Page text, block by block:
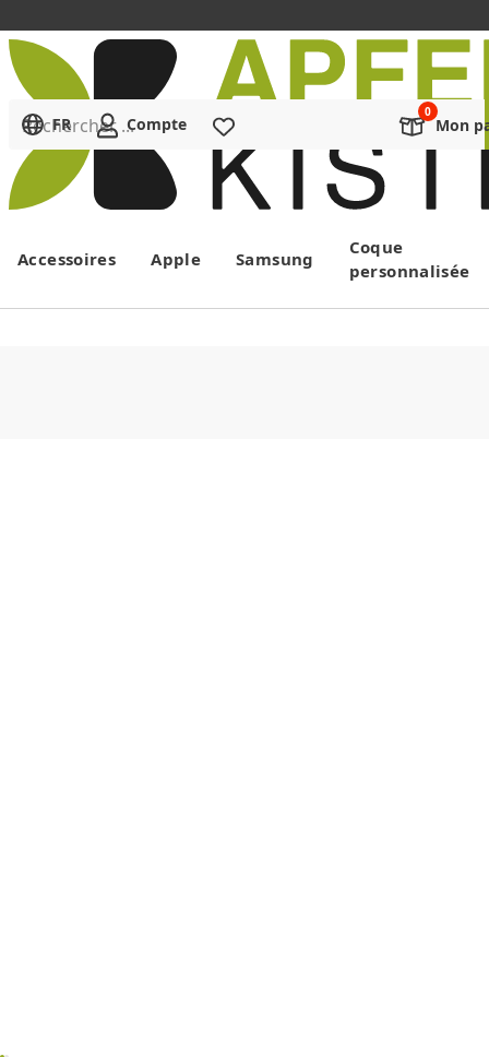
Menu
Rechercher ...
FR Compte Mon
Accessoires Apple Samsung
Coque
personnalisée